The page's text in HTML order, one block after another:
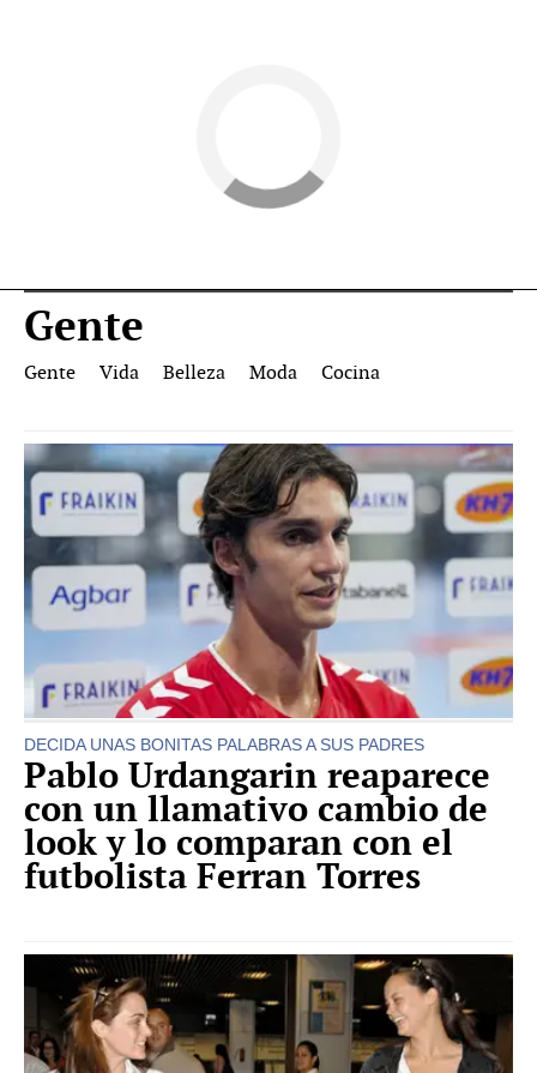
Gente
Gente Vida Belleza Moda Cocina
DECIDA UNAS BONITAS PALABRAS A SUS PADRES
Pablo Urdangarin reaparece
con un llamativo cambio de
look y lo comparan con el
futbolista Ferran Torres